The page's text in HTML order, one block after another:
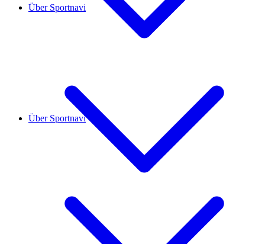
Über Sportnavi
Über Sportnavi